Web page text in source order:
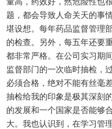
题，都会导致人命关天的事
堪设想。每年药品监督管理
的检查。另外，每五年还要
都非常严格。在公司实习期
监督部门的一次临时抽检，
必须合格，绝对不能有丝毫
抽检给我的印象是极其深刻
的发展和一个国家是否能够
大。我也认识到，在学习管